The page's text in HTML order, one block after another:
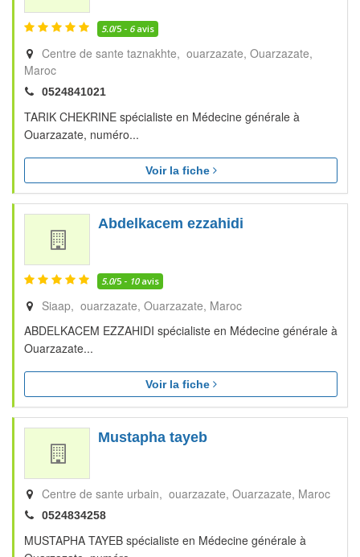
5.0/5 - 6avis
Centre de sante taznakhte, ouarzazate Ouarzazate
Maroc
0524841021
TARIK CHEKRINE spécialiste en Médecine générale à
Ouarzazate, numéro...
Voir la fiche
Abdelkacem ezzahidi
5.0/5 - 10avis
Siaap, ouarzazate Ouarzazate Maroc
ABDELKACEM EZZAHIDI spécialiste en Médecine générale à
Ouarzazate...
Voir la fiche
Mustapha tayeb
Centre de sante urbain, ouarzazate Ouarzazate Maroc
0524834258
MUSTAPHA TAYEB spécialiste en Médecine générale à